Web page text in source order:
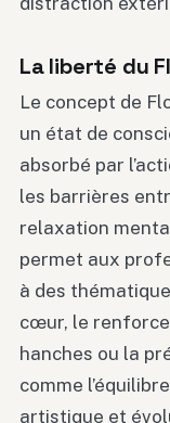
La liberté du
Le concept de
un état de
absorbé par
les barrières
relaxation
permet aux
à des
cœur, le
hanches ou la
comme
artistique et